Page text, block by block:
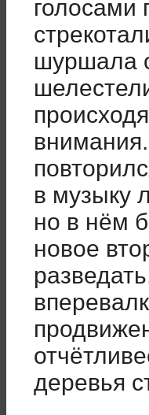
голосами
шуршала
в музыку
но в нём
новое
деревья